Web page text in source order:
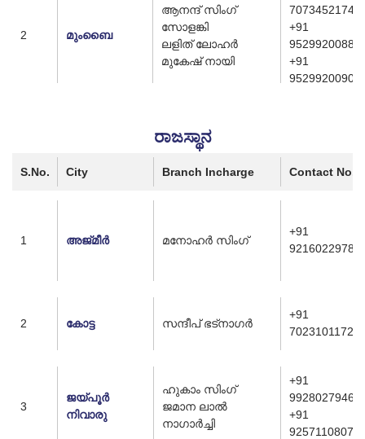
2 മുംബൈ
ആനന്ദ് സിംഗ്
സോളങ്കി
ലളിത് ലോഹർ
മുകേഷ് നായി
7073452174
+91
9529920088
+91
9529920090
ರಾಜಸ್ಥಾನ
S.No. City Branch Incharge Contact No.
1 അജ്മീർ മനോഹർ സിംഗ്
+91
9216022978
2 കോട്ട സന്ദീപ് ഭട്നാഗർ
+91
7023101172
3
ജയ്പൂർ
നിവാരു
ഹുകാം സിംഗ്
ജമാന ലാൽ
നാഗാർച്ചി
+91
9928027946
+91
9257110807